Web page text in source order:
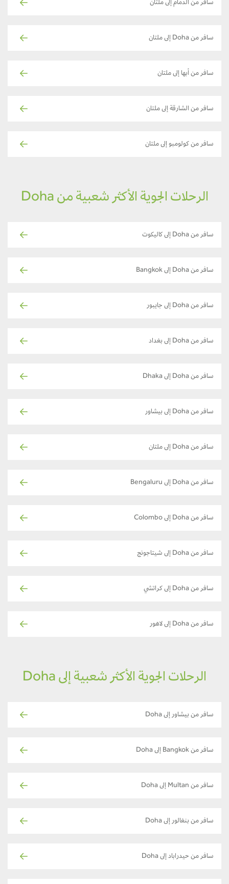
سافر من الدمام إلى ملتان
سافر من Doha إلى ملتان
سافر من أبها إلى ملتان
سافر من الشارقة إلى ملتان
سافر من كولومبو إلى ملتان
الرحلات الجوية الأكثر شعبية من Doha
سافر من Doha إلى كاليكوت
سافر من Doha إلى Bangkok
سافر من Doha إلى جايبور
سافر من Doha إلى بغداد
سافر من Doha إلى Dhaka
سافر من Doha إلى بيشاور
سافر من Doha إلى ملتان
سافر من Doha إلى Bengaluru
سافر من Doha إلى Colombo
سافر من Doha إلى شيتاجونج
سافر من Doha إلى كراتشي
سافر من Doha إلى لاهور
الرحلات الجوية الأكثر شعبية إلى Doha
سافر من بيشاور إلى Doha
سافر من Bangkok إلى Doha
سافر من Multan إلى Doha
سافر من بنغالور إلى Doha
سافر من حيدراباد إلى Doha